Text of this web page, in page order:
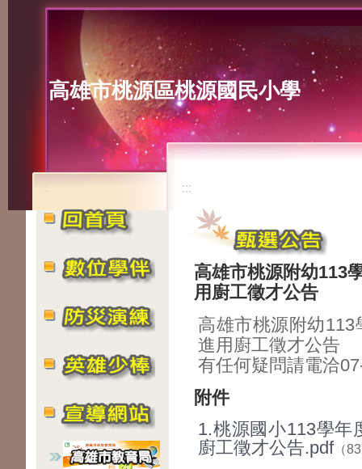
高雄市桃源區桃源國民小學
::: :::
高雄市桃源附幼113
用廚工徵才公告
高雄市桃源附幼
進用廚工徵才公告
有任何疑問請電洽
附件
1.桃源國小113學年
廚工徵才公告.pdf（